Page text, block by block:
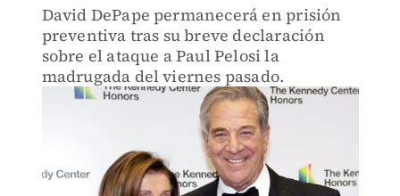
David DePape permanecerá en prisión
preventiva tras su breve declaración
sobre el ataque a Paul Pelosi la
madrugada del viernes pasado.